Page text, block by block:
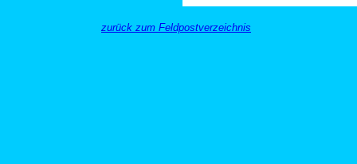
zurück zum Feldpostverzeichnis